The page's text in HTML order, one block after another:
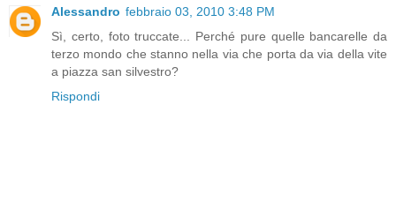
Alessandro febbraio 03, 2010 3:48 PM
Sì, certo, foto truccate... Perché pure quelle bancarelle da
terzo mondo che stanno nella via che porta da via della vite
a piazza san silvestro?
Rispondi